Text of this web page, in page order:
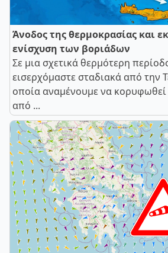
Άνοδος της θερμοκρασίας και
ενίσχυση των βοριάδων
Σε μια σχετικά θερμότερη
εισερχόμαστε σταδιακά από την
οποία αναμένουμε να
από ...